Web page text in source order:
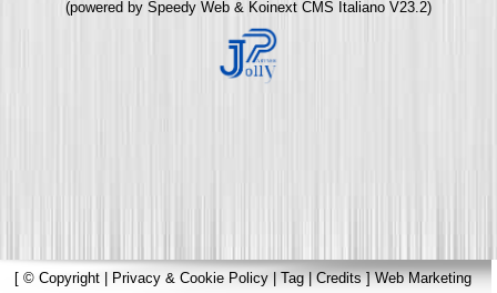
(powered by Speedy Web & Koinext CMS Italiano V23.2)
[ © Copyright | Privacy & Cookie Policy | Tag|Credits]Web Marketing